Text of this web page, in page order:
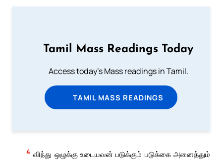
Tamil Mass Readings Today
Access today's Mass readings in Tamil.
TAMIL MASS READINGS
4 விந்து ஒழுக்கு உடையவன் படுக்கும் படுக்கை அனைத்தும்